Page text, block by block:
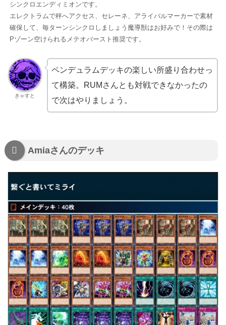
シンクロエンディミオンです。
エレクトラムで秤へアクセス、セレーネ、アライバルマーカーで素材
確保して、毎ターンシンクロしましょう魔導獣はお好みで！その際は
Pゾーン空けられるメテオバースト推奨です。
きゃすと
ペンデュラムデッキの楽しい所盛り合わせっ
て構築。RUMさんとも対戦できなかったの
で次はやりましょう。
Amiaさんのデッキ